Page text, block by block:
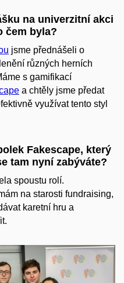
na univerzitní akci
čem byla?
jsme přednášeli o
různých herních
s gamifikací
a chtěly jsme předat
využívat tento styl
Fakescape, který
tam nyní zabýváte?
spoustu rolí.
na starosti fundraising,
karetní hru a